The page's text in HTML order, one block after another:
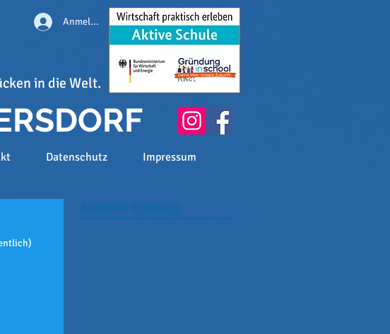
Anmelden
in die Welt.
Datenschutz Impressum